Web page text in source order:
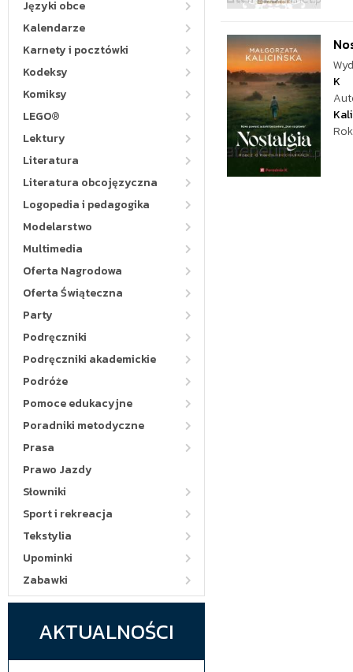
Języki obce
Kalendarze
Karnety i pocztówki
Kodeksy
Komiksy
LEGO®
Lektury
Literatura
Literatura obcojęzyczna
Logopedia i pedagogika
Modelarstwo
Multimedia
Oferta Nagrodowa
Oferta Świąteczna
Party
Podręczniki
Podręczniki akademickie
Podróże
Pomoce edukacyjne
Poradniki metodyczne
Prasa
Prawo Jazdy
Słowniki
Sport i rekreacja
Tekstylia
Upominki
Zabawki
AKTUALNOŚCI
K